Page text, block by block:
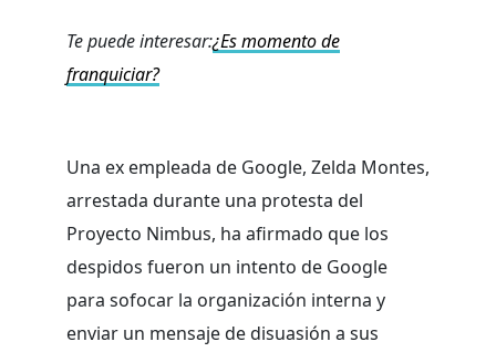
Te puede interesar:¿Es momento de
franquiciar?
Una ex empleada de Google, Zelda Montes,
arrestada durante una protesta del
Proyecto Nimbus, ha afirmado que los
despidos fueron un intento de Google
para sofocar la organización interna y
enviar un mensaje de disuasión a sus